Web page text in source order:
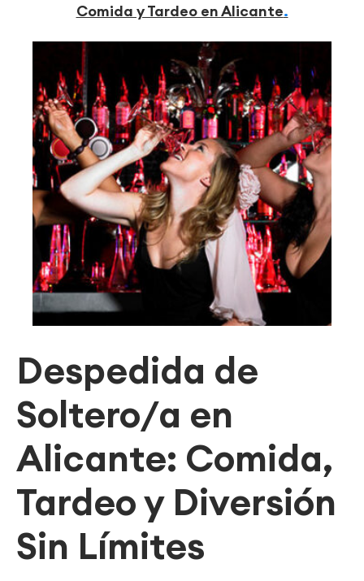
Comida y Tardeo en Alicante
Despedida de
Soltero/a en
Alicante: Comida,
Tardeo y Diversión
Sin Límites